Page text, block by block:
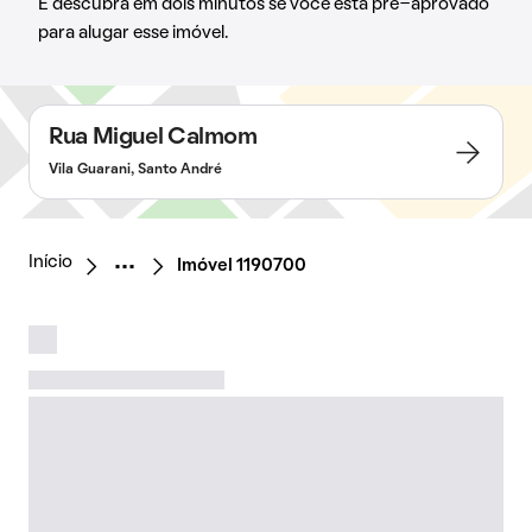
E descubra em dois minutos se você está pré-aprovado
para alugar esse imóvel.
Rua Miguel Calmom
Vila Guarani, Santo André
Início Imóvel 1190700